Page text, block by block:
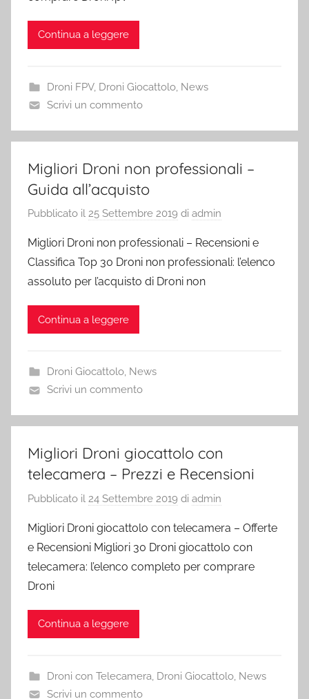
Continua a leggere
Droni FPV, Droni Giocattolo, News
Scrivi un commento
Migliori Droni non professionali –
Guida all’acquisto
Pubblicato il 25 Settembre 2019 di admin
Migliori Droni non professionali – Recensioni e
Classifica Top 30 Droni non professionali: l’elenco
assoluto per l’acquisto di Droni non
Continua a leggere
Droni Giocattolo, News
Scrivi un commento
Migliori Droni giocattolo con
telecamera – Prezzi e Recensioni
Pubblicato il 24 Settembre 2019 di admin
Migliori Droni giocattolo con telecamera – Offerte
e Recensioni Migliori 30 Droni giocattolo con
telecamera: l’elenco completo per comprare
Droni
Continua a leggere
Droni con Telecamera Droni Giocattolo, News
Scrivi un commento